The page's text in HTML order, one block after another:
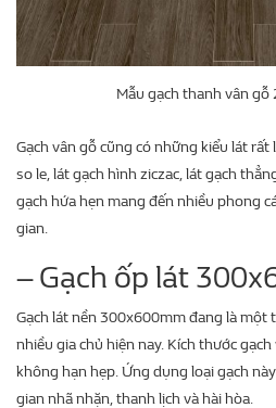
Mẫu gạch thanh vân gỗ
Gạch vân gỗ cũng có những kiểu lát
so le, lát gạch hình ziczac, lát gạch
gạch hứa hẹn mang đến nhiều phong
gian.
– Gạch ốp lát
Gạch lát nền 300x600mm đang là một
nhiều gia chủ hiện nay. Kích thước
không hạn hẹp. Ứng dụng loại gạch
gian nhã nhặn, thanh lịch và hài hòa.